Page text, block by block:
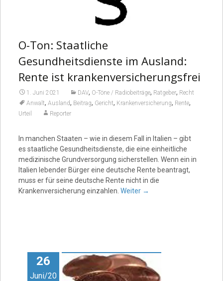
O-Ton: Staatliche
Gesundheitsdienste im Ausland:
Rente ist krankenversicherungsfrei
1. Juni 2021 DAV, O-Töne / Radiobeiträge, Ratgeber, Recht
Anwalt, Ausland, Beitrag, Gericht, Krankenversicherung, Rente,
Urteil Reporter
In manchen Staaten – wie in diesem Fall in Italien – gibt
es staatliche Gesundheitsdienste, die eine einheitliche
medizinische Grundversorgung sicherstellen. Wenn ein in
Italien lebender Bürger eine deutsche Rente beantragt,
muss er für seine deutsche Rente nicht in die
Krankenversicherung einzahlen. Weiter →
26
Juni/20